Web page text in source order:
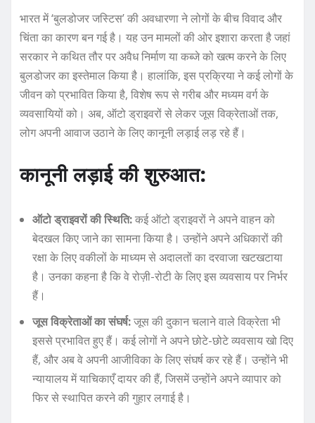
भारत में ‘बुलडोजर जस्टिस’ की अवधारणा ने लोगों के बीच विवाद और
चिंता का कारण बन गई है। यह उन मामलों की ओर इशारा करता है जहां
सरकार ने कथित तौर पर अवैध निर्माण या कब्जे को खत्म करने के लिए
बुलडोजर का इस्तेमाल किया है। हालांकि, इस प्रक्रिया ने कई लोगों के
जीवन को प्रभावित किया है, विशेष रूप से गरीब और मध्यम वर्ग के
व्यवसायियों को। अब, ऑटो ड्राइवरों से लेकर जूस विक्रेताओं तक,
लोग अपनी आवाज उठाने के लिए कानूनी लड़ाई लड़ रहे हैं।
कानूनी लड़ाई की शुरुआत:
ऑटो ड्राइवरों की स्थिति:कई ऑटो ड्राइवरों ने अपने वाहन को
बेदखल किए जाने का सामना किया है। उन्होंने अपने अधिकारों की
रक्षा के लिए वकीलों के माध्यम से अदालतों का दरवाजा खटखटाया
है। उनका कहना है कि वे रोज़ी-रोटी के लिए इस व्यवसाय पर निर्भर
हैं।
जूस विक्रेताओं का संघर्ष:जूस की दुकान चलाने वाले विक्रेता भी
इससे प्रभावित हुए हैं। कई लोगों ने अपने छोटे-छोटे व्यवसाय खो दिए
हैं, और अब वे अपनी आजीविका के लिए संघर्ष कर रहे हैं। उन्होंने भी
न्यायालय में याचिकाएँ दायर की हैं, जिसमें उन्होंने अपने व्यापार को
फिर से स्थापित करने की गुहार लगाई है।